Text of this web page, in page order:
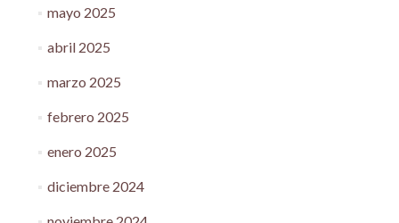
mayo 2025
abril 2025
marzo 2025
febrero 2025
enero 2025
diciembre 2024